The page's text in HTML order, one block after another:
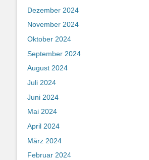
Dezember 2024
November 2024
Oktober 2024
September 2024
August 2024
Juli 2024
Juni 2024
Mai 2024
April 2024
März 2024
Februar 2024